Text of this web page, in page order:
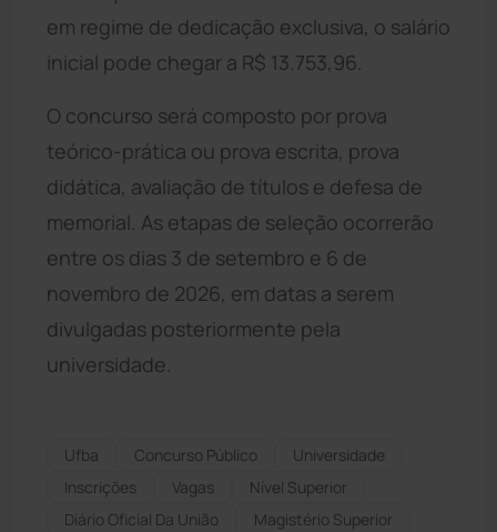
em regime de dedicação exclusiva, o salário
inicial pode chegar a R$ 13.753,96.
O concurso será composto por prova
teórico-prática ou prova escrita, prova
didática, avaliação de títulos e defesa de
memorial. As etapas de seleção ocorrerão
entre os dias 3 de setembro e 6 de
novembro de 2026, em datas a serem
divulgadas posteriormente pela
universidade.
Ufba Concurso Público
Universidade
Inscrições
Vagas
Nível Superior
Diário Oficial Da União
Magistério Superior